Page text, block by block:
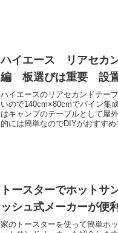
ハイエース リアセカ
編 板選びは重要 設置
ハイエースのリアセカンドテー
いので140cm×80cmでパイン集
はキャンプのテーブルとして屋
的には簡単なのでDIYがおすすめ
トースターでホット
ッシュ式メーカーが
家のトースターを使って簡単ホ